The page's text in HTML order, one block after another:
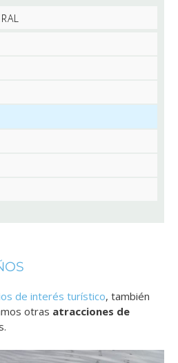
de interés turístico, también
otras atracciones de